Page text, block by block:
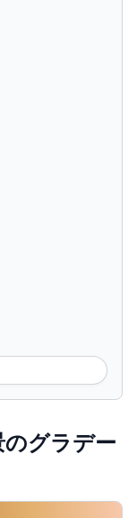
グラデー